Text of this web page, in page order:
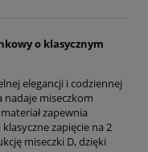
o klasycznym
elegancji i codziennej
miseczkom
zapewnia
zapięcie na 2
miseczki D, dzięki